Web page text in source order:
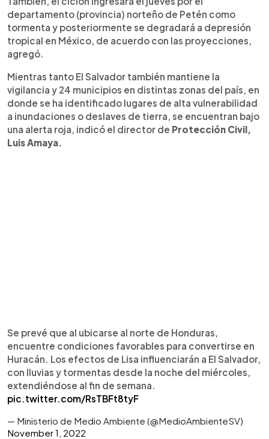
departamento (provincia) norteño de Petén como
tormenta y posteriormente se degradará a depresión
tropical en México, de acuerdo con las proyecciones,
agregó.
Mientras tanto El Salvador también mantiene la
vigilancia y 24 municipios en distintas zonas del país, en
donde se ha identificado lugares de alta vulnerabilidad
a inundaciones o deslaves de tierra, se encuentran bajo
una alerta roja, indicó el director de Protección Civil,
Luis Amaya.
Se prevé que al ubicarse al norte de Honduras,
encuentre condiciones favorables para convertirse en
Huracán. Los efectos de Lisa influenciarán a El Salvador,
con lluvias y tormentas desde la noche del miércoles,
extendiéndose al fin de semana.
pic.twitter.com/RsTBFt8tyF
— Ministerio de Medio Ambiente (@MedioAmbienteSV)
November 1, 2022